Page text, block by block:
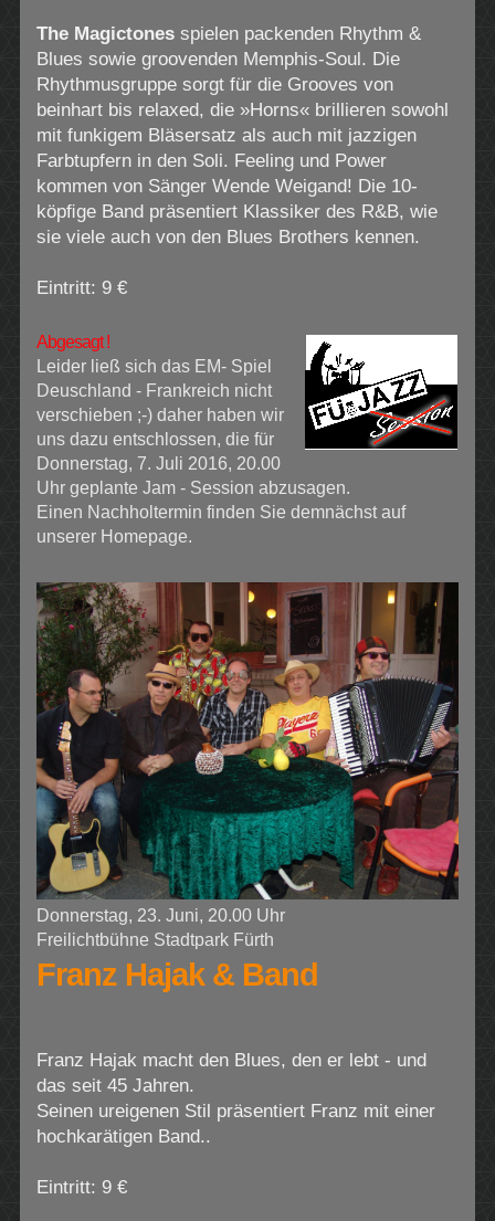
The Magictonesspielen packenden Rhythm &
Blues sowie groovenden Memphis-Soul. Die
Rhythmusgruppe sorgt für die Grooves von
beinhart bis relaxed, die »Horns« brillieren sowohl
mit funkigem Bläsersatz als auch mit jazzigen
Farbtupfern in den Soli. Feeling und Power
kommen von Sänger Wende Weigand! Die 10-
köpﬁge Band präsentiert Klassiker des R&B, wie
sie viele auch von den Blues Brothers kennen.
Eintritt: 9 €
Abgesagt !
Leider ließ sich das EM- Spiel
Deuschland - Frankreich nicht
verschieben ;-) daher haben wir
uns dazu entschlossen, die für
Donnerstag, 7. Juli 2016, 20.00
Uhr geplante Jam - Session abzusagen.
Einen Nachholtermin finden Sie demnächst auf
unserer Homepage.
Donnerstag, 23. Juni, 20.00 Uhr
Freilichtbühne Stadtpark Fürth
Franz Hajak & Band
Franz Hajak macht den Blues, den er lebt - und
das seit 45 Jahren.
Seinen ureigenen Stil präsentiert Franz mit einer
hochkarätigen Band..
Eintritt: 9 €